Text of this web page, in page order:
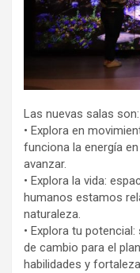
Las nuevas salas son:
• Explora en
funciona la energía
avanzar.
• Explora la vida:
humanos estamos
naturaleza.
• Explora tu
de cambio para el
habilidades y